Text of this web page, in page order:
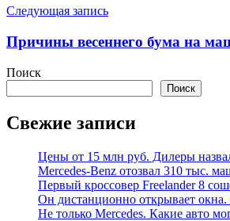
Следующая запись
Причины весеннего бума на
Поиск
Поиск
Свежие записи
Цены от 15 млн руб. Дилеры
Mercedes-Benz отозвал 310 тыс.
Первый кроссовер Freelander 8
Он дистанционно открывает
Не только Mercedes. Какие авто